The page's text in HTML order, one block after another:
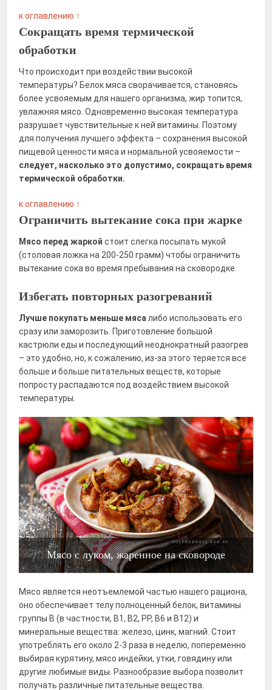
к оглавлению ↑
Сокращать время термической
обработки
Что происходит при воздействии высокой
температуры? Белок мяса сворачивается, становясь
более усвояемым для нашего организма, жир топится,
увлажняя мясо. Одновременно высокая температура
разрушает чувствительные к ней витамины. Поэтому
для получения лучшего эффекта – сохранения высокой
пищевой ценности мяса и нормальной усвояемости –
следует, насколько это допустимо, сокращать время
термической обработки.
к оглавлению ↑
Ограничить вытекание сока при жарке
Мясо перед жаркой стоит слегка посыпать мукой
(столовая ложка на 200-250 грамм) чтобы ограничить
вытекание сока во время пребывания на сковородке.
Избегать повторных разогреваний
Лучше покупать меньше мясалибо использовать его
сразу или заморозить. Приготовление большой
кастрюли еды и последующий неоднократный разогрев
– это удобно, но, к сожалению, из-за этого теряется все
больше и больше питательных веществ, которые
попросту распадаются под воздействием высокой
температуры.
Мясо с луком, жаренное на сковороде
Мясо является неотъемлемой частью нашего рациона,
оно обеспечивает телу полноценный белок, витамины
группы B (в частности, B1, B2, PP, B6 и B12) и
минеральные вещества: железо, цинк, магний. Стоит
употреблять его около 2-3 раза в неделю, попеременно
выбирая курятину, мясо индейки, утки, говядину или
другие любимые виды. Разнообразие выбора позволит
получать различные питательные вещества.